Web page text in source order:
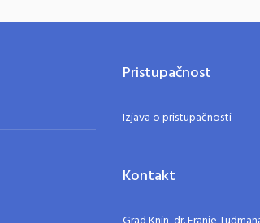
Pristupačnost
Izjava o pristupačnosti
Kontakt